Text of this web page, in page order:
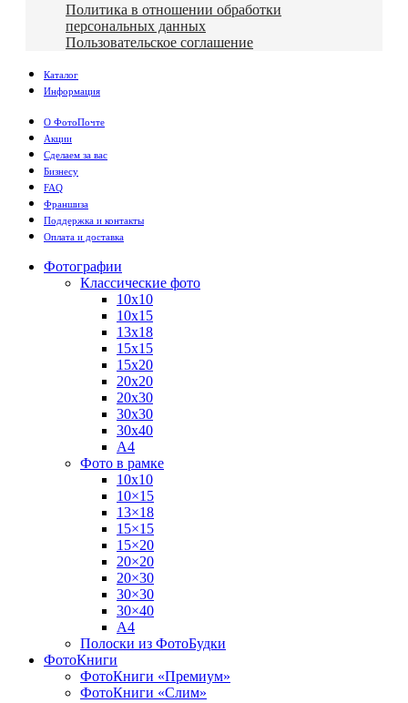
Политика в отношении обработки
персональных данных
Пользовательское соглашение
Каталог
Информация
О ФотоПочте
Акции
Сделаем за вас
Бизнесу
FAQ
Франшиза
Поддержка и контакты
Оплата и доставка
Фотографии
Классические фото
10х10
10х15
13х18
15х15
15х20
20х20
20х30
30х30
30х40
А4
Фото в рамке
10х10
10×15
13×18
15×15
15×20
20×20
20×30
30×30
30×40
A4
Полоски из ФотоБудки
ФотоКниги
ФотоКниги «Премиум»
ФотоКниги «Слим»